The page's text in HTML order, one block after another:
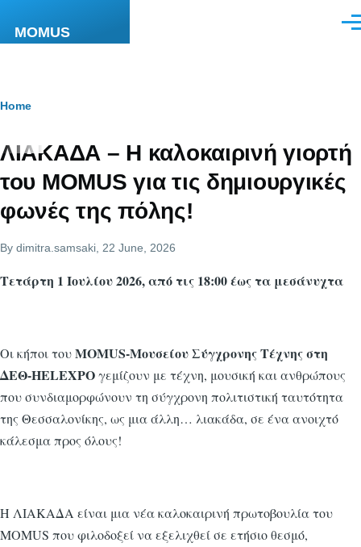
MOMUS
Breadcrumb
Home
ΛΙΑΚΑΔΑ – Η καλοκαιρινή γιορτή
του MOMUS για τις δημιουργικές
φωνές της πόλης!
By dimitra.samsaki , 22 June, 2026
Τετάρτη 1 Ιουλίου 2026, από τις 18:00 έως τα μεσάνυχτα
Οι κήποι τουMOMUS-Μουσείου Σύγχρονης Τέχνης στη
ΔΕΘ-HELEXPOγεμίζουν με τέχνη, μουσική και ανθρώπους
που συνδιαμορφώνουν τη σύγχρονη πολιτιστική ταυτότητα
της Θεσσαλονίκης, ως μια άλλη… λιακάδα, σε ένα ανοιχτό
κάλεσμα προς όλους!
Η ΛΙΑΚΑΔΑ είναι μια νέα καλοκαιρινή πρωτοβουλία του
MOMUS που φιλοδοξεί να εξελιχθεί σε ετήσιο θεσμό,